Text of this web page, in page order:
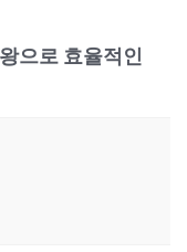
으로 효율적인